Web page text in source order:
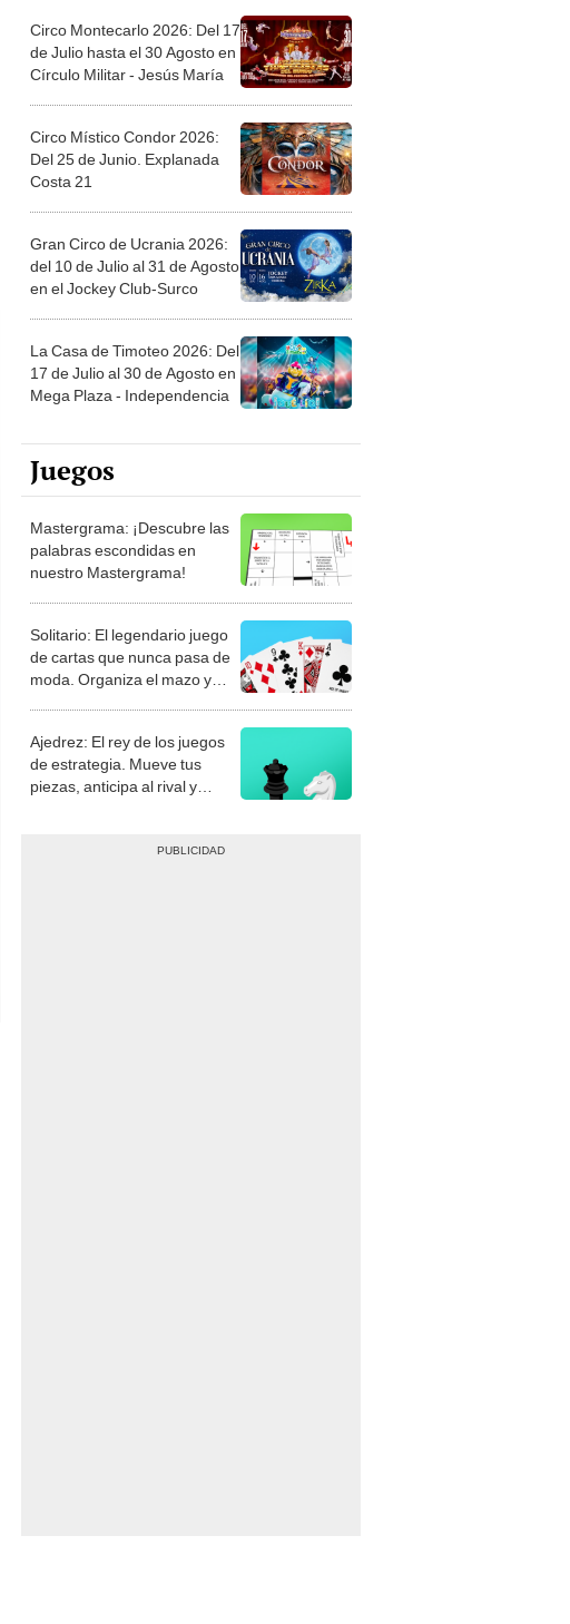
Circo Montecarlo 2026: Del 17
de Julio hasta el 30 Agosto en
Círculo Militar - Jesús María
Circo Místico Condor 2026:
Del 25 de Junio. Explanada
Costa 21
Gran Circo de Ucrania 2026:
del 10 de Julio al 31 de Agosto
en el Jockey Club-Surco
La Casa de Timoteo 2026: Del
17 de Julio al 30 de Agosto en
Mega Plaza - Independencia
Juegos
Mastergrama: ¡Descubre las
palabras escondidas en
nuestro Mastergrama!
Solitario: El legendario juego
de cartas que nunca pasa de
moda. Organiza el mazo y
Ajedrez: El rey de los juegos
de estrategia. Mueve tus
piezas, anticipa al rival y